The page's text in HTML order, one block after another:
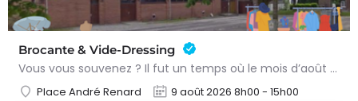
Brocante & Vide-Dressing
Vous vous souvenez ? Il fut un temps où le mois d’août au Viamont rimait avec festivités, convivialité et…
Place André Renard 9 août 2026 8h00 - 15h00